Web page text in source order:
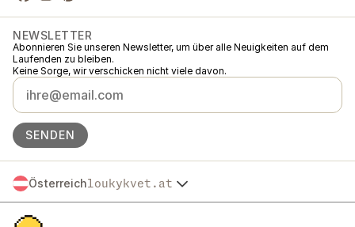
NEWSLETTER
Abonnieren Sie unseren Newsletter, um über alle Neuigkeiten auf dem
Laufenden zu bleiben.
Keine Sorge, wir verschicken nicht viele davon.
SENDEN
Österreichloukykvet.at
Česko
Slovensko